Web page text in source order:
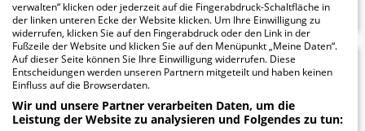
15.02
Urologische Klinik
München - Planegg
verwalten“ klicken oder jederzeit auf die Fingerabdruck-Schaltfläche in
der linken unteren Ecke der Website klicken. Um Ihre Einwilligung zu
widerrufen, klicken Sie auf den Fingerabdruck oder den Link in der
Fußzeile der Website und klicken Sie auf den Menüpunkt „Meine Daten“.
Auf dieser Seite können Sie Ihre Einwilligung widerrufen. Diese
Entscheidungen werden unseren Partnern mitgeteilt und haben keinen
Einfluss auf die Browserdaten.
Wir und unsere Partner verarbeiten Daten, um die
Leistung der Website zu analysieren und Folgendes zu tun: